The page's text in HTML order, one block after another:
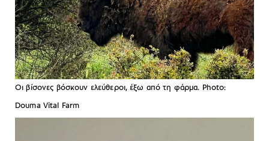
Οι βίσονες βόσκουν ελεύθεροι, έξω από τη φάρμα. Photo:
Douma Vital Farm